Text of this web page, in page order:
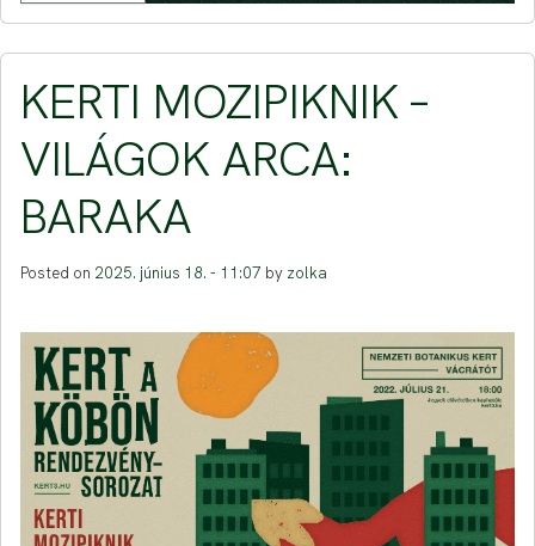
KERTI MOZIPIKNIK –
VILÁGOK ARCA:
BARAKA
Posted on 2025. június 18. - 11:07 by zolka